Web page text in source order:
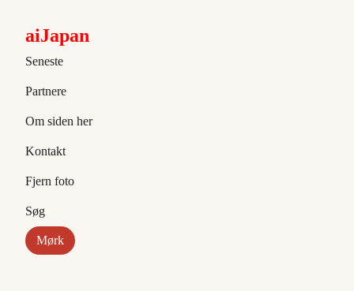
aiJapan
Seneste
Partnere
Om siden her
Kontakt
Fjern foto
Søg
Mørk